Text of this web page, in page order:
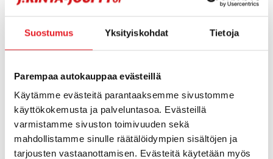
Suostumus Yksityiskohdat Tietoja
Parempaa autokauppaa evästeillä
Käytämme evästeitä parantaaksemme sivustomme
käyttökokemusta ja palveluntasoa. Evästeillä
varmistamme sivuston toimivuuden sekä
mahdollistamme sinulle räätälöidympien sisältöjen ja
tarjousten vastaanottamisen. Evästeitä käytetään myös
vuotta nuoremmille autoille, joilla on ajettu alle
200 000 kilometriä ja joiden kuutiotilavuus on
alle 3 200 cm³.
kuukausierissä (alkaen esim.14 € / kk) . Kysy
lisää asiakaspalvelustamme!
🛡️ FI - J. autoturva e - esite